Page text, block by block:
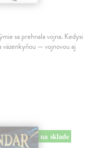
sa prehnala vojna. Kedysi
väzenkyňou — vojnovou aj
na sklade